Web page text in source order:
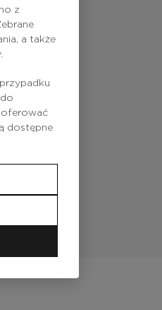
z
a także
oferować
dostępne